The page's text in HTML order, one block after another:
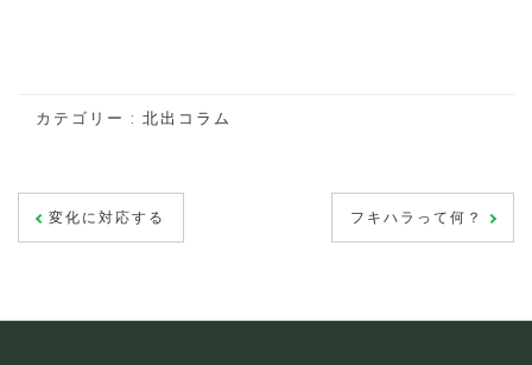
カテゴリー : 北出コラム
投変化に対応する フキハラって何？